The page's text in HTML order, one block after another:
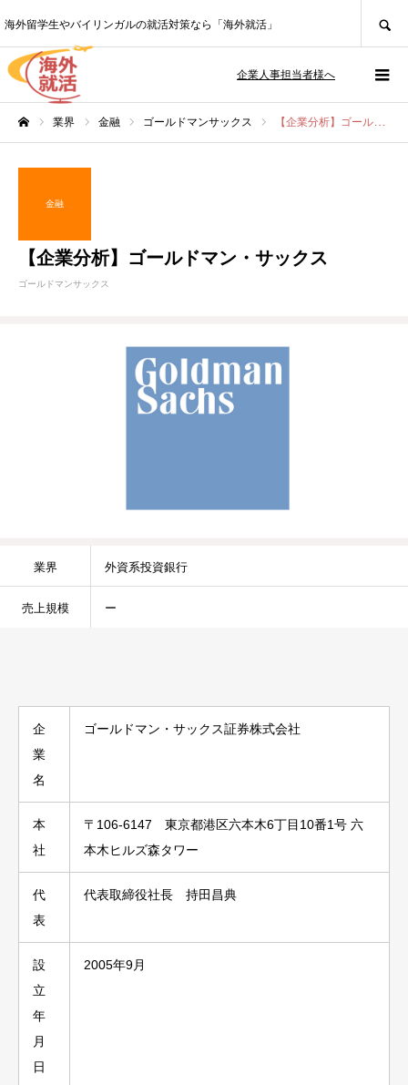
海外留学生やバイリンガルの就活対策なら「海外就活」
企業人事担当者様へ
業界 金融 ゴールドマンサックス 【企業分析】ゴールドマン・サックス
金融
【企業分析】ゴールドマン・サックス
ゴールドマンサックス
業界 外資系投資銀行
売上規模 ー
企
業
名
ゴールドマン・サックス証券株式会社
本
社
〒106-6147 東京都港区六本木6丁目10番1号 六
本木ヒルズ森タワー
代
表
代表取締役社長 持田昌典
設
立
年
月
日
2005年9月